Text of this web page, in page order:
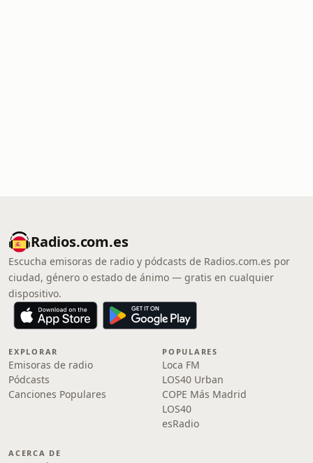
Radios.com.es
Escucha emisoras de radio y pódcasts de Radios.com.es por
ciudad, género o estado de ánimo — gratis en cualquier
dispositivo.
EXPLORAR
Emisoras de radio
Pódcasts
Canciones Populares
POPULARES
Loca FM
LOS40 Urban
COPE Más Madrid
LOS40
esRadio
ACERCA DE